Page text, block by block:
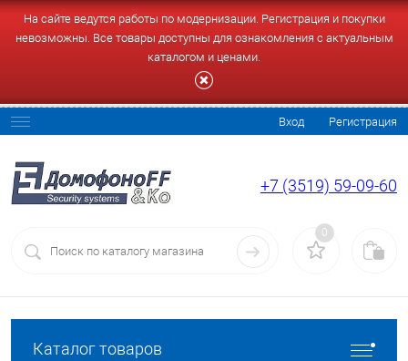
На сайте ведутся работы по модернизации. Регистрация и покупки
невозможны. Все товары доступны для ознакомления с актуальным
каталогом и ценами.
Вход Регистрация
+7 (3519) 59-09-60
0
Каталог товаров